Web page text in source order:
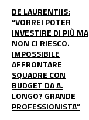
DE LAURENTIIS:
“VORREI POTER
INVESTIRE DI PIÙ MA
NON CI RIESCO.
IMPOSSIBILE
AFFRONTARE
SQUADRE CON
BUDGET DA A.
LONGO? GRANDE
PROFESSIONISTA”